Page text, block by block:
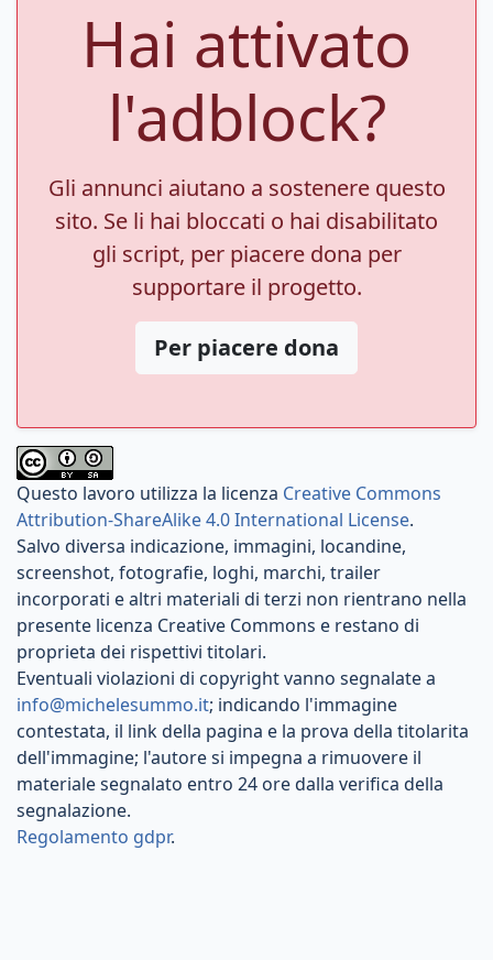
Hai attivato
l'adblock?
Gli annunci aiutano a sostenere questo
sito. Se li hai bloccati o hai disabilitato
gli script, per piacere dona per
supportare il progetto.
Per piacere dona
Questo lavoro utilizza la licenza Creative Commons
Attribution-ShareAlike 4.0 International License.
Salvo diversa indicazione, immagini, locandine,
screenshot, fotografie, loghi, marchi, trailer
incorporati e altri materiali di terzi non rientrano nella
presente licenza Creative Commons e restano di
proprieta dei rispettivi titolari.
Eventuali violazioni di copyright vanno segnalate a
info@michelesummo.it; indicando l'immagine
contestata, il link della pagina e la prova della titolarita
dell'immagine; l'autore si impegna a rimuovere il
materiale segnalato entro 24 ore dalla verifica della
segnalazione.
Regolamento gdpr.